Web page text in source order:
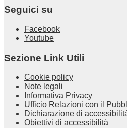
Seguici su
Facebook
Youtube
Sezione Link Utili
Cookie policy
Note legali
Informativa Privacy
Ufficio Relazioni con il
Dichiarazione di
Obiettivi di accessibilità